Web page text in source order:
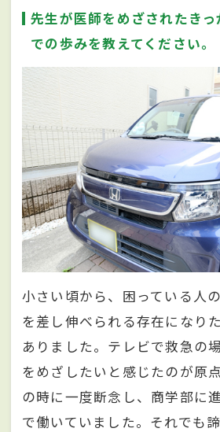
先生が医師をめざされたき
での歩みを教えてください。
小さい頃から、困っている人
を差し伸べられる存在になり
ありました。テレビで救急の
をめざしたいと感じたのが原
の時に一度断念し、商学部に
で働いていました。それでも